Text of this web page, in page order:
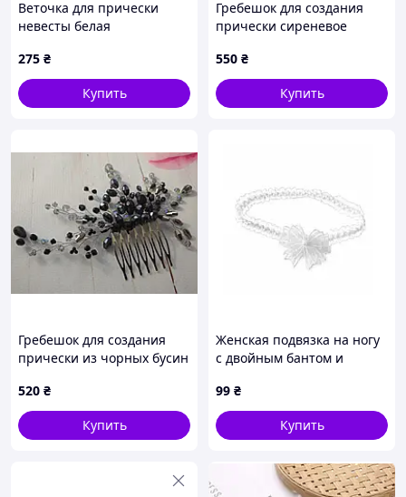
Веточка для прически
невесты белая
275 ₴
Купить
Гребешок для создания
прически сиреневое
550 ₴
Купить
Гребешок для создания
прически из чорных бусин
520 ₴
Купить
Женская подвязка на ногу
с двойным бантом и
жемчужиной, Белый
99 ₴
Купить